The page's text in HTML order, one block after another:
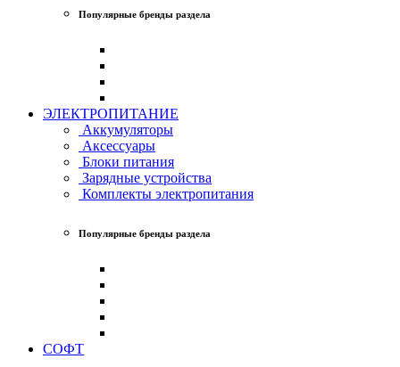
Популярные бренды раздела
ЭЛЕКТРОПИТАНИЕ
Аккумуляторы
Аксессуары
Блоки питания
Зарядные устройства
Комплекты электропитания
Популярные бренды раздела
СОФТ